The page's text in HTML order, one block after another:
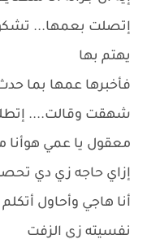
إتصلت بعمها...
يهتم بها
فأخبرها عمها بما
شهقت وقالت....
معقول يا عمي هوأنا
إزاي حاجه زي دي
أنا هاجي وأحاول
نفسيته زي الزفت